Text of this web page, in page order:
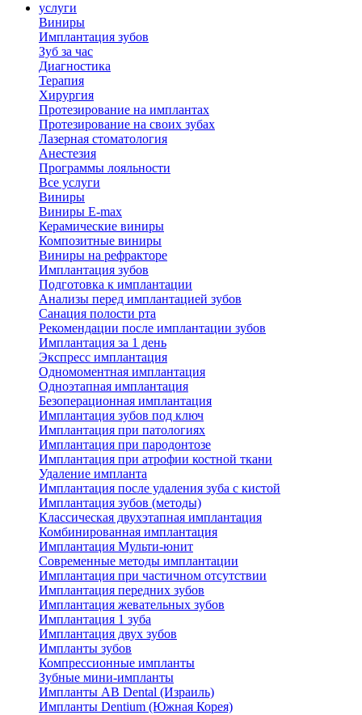
услуги
Виниры
Имплантация зубов
Зуб за час
Диагностика
Терапия
Хирургия
Протезирование на имплантах
Протезирование на своих зубах
Лазерная стоматология
Анестезия
Программы лояльности
Все услуги
Виниры
Виниры E-max
Керамические виниры
Композитные виниры
Виниры на рефракторе
Имплантация зубов
Подготовка к имплантации
Анализы перед имплантацией зубов
Санация полости рта
Рекомендации после имплантации зубов
Имплантация за 1 день
Экспресс имплантация
Одномоментная имплантация
Одноэтапная имплантация
Безоперационная имплантация
Имплантация зубов под ключ
Имплантация при патологиях
Имплантация при пародонтозе
Имплантация при атрофии костной ткани
Удаление импланта
Имплантация после удаления зуба с кистой
Имплантация зубов (методы)
Классическая двухэтапная имплантация
Комбинированная имплантация
Имплантация Мульти-юнит
Современные методы имплантации
Имплантация при частичном отсутствии
Имплантация передних зубов
Имплантация жевательных зубов
Имплантация 1 зуба
Имплантация двух зубов
Импланты зубов
Компрессионные импланты
Зубные мини-импланты
Импланты AB Dental (Израиль)
Импланты Dentium (Южная Корея)